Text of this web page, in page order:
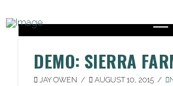
DEMO: SIERRA
JAY OWEN AUGUST 10, 2015